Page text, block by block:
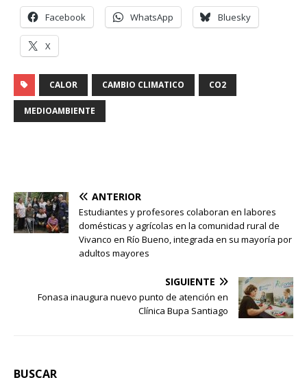
Facebook WhatsApp Bluesky
X
CALOR CAMBIO CLIMATICO CO2
MEDIOAMBIENTE
ANTERIOR
Estudiantes y profesores colaboran en labores
domésticas y agrícolas en la comunidad rural de
Vivanco en Río Bueno, integrada en su mayoría por
adultos mayores
SIGUIENTE
Fonasa inaugura nuevo punto de atención en
Clínica Bupa Santiago
BUSCAR